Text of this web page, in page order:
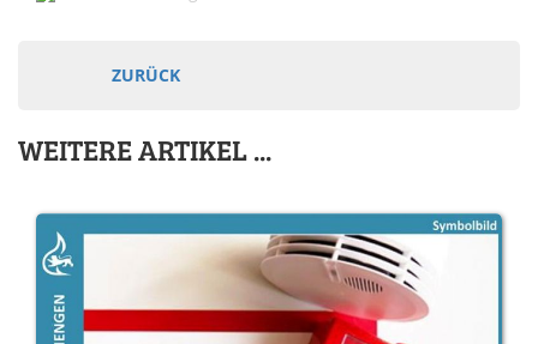
ZURÜCK
WEITERE ARTIKEL ...